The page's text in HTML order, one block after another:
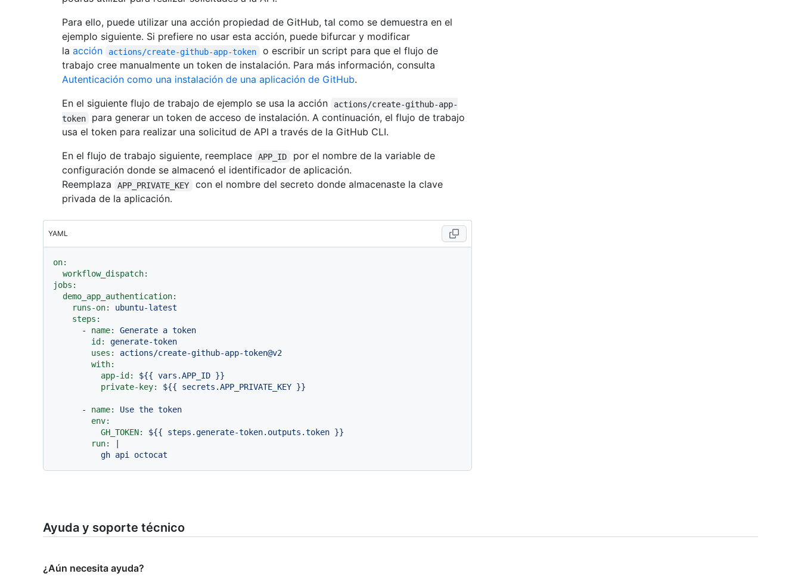
Para ello, puede utilizar una acción propiedad de GitHub, tal como se demuestra en el
ejemplo siguiente. Si prefiere no usar esta acción, puede bifurcar y modificar
la acción actions/create-github-app-token
o escribir un script para que el flujo de
trabajo cree manualmente un token de instalación. Para más información, consulta
Autenticación como una instalación de una aplicación de GitHub.
En el siguiente flujo de trabajo de ejemplo se usa la acción
actions/create-github-app-
token
para generar un token de acceso de instalación. A continuación, el flujo de trabajo
usa el token para realizar una solicitud de API a través de la GitHub CLI.
En el flujo de trabajo siguiente, reemplace
APP_ID
por el nombre de la variable de
configuración donde se almacenó el identificador de aplicación.
Reemplaza
APP_PRIVATE_KEY
con el nombre del secreto donde almacenaste la clave
privada de la aplicación.
YAML
on:
workflow_dispatch:
jobs:
demo_app_authentication:
runs-on:
ubuntu-latest
steps:
-
name: Generate a token
id:
generate-token
uses:
actions/create-github-app-token@v2
with:
app-id:
${{ vars.APP_ID }}
private-key:
${{ secrets.APP_PRIVATE_KEY }}
- name: Use the token
env:
GH_TOKEN:
${{ steps.generate-token.outputs.token }}
run:
Ayuda y soporte técnico
¿Aún necesita ayuda?